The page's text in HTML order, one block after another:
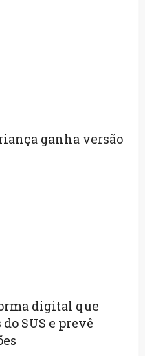
ganha versão
digital que
SUS e prevê